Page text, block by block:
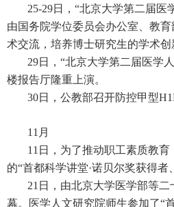
25-29日，“北京大学第二届
由国务院学位委员会办公室、教
术交流，培养博士研究生的学术
29日，“北京大学第二届医学
楼报告厅隆重上演。
30日，公教部召开防控甲型
11月
11日，为了推动职工素质教
的“首都科学讲堂·诺贝尔奖获得者
21日，由北京大学医学部等
幕。医学人文研究院师生参加了“